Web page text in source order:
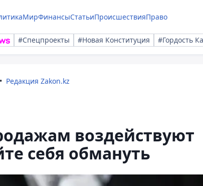
МирФинансыСтатьиПроисшествияПраво
#Спецпроекты #Новая Конституция #Гордость
Редакция Zakon.kz
воздействуют
себя обмануть